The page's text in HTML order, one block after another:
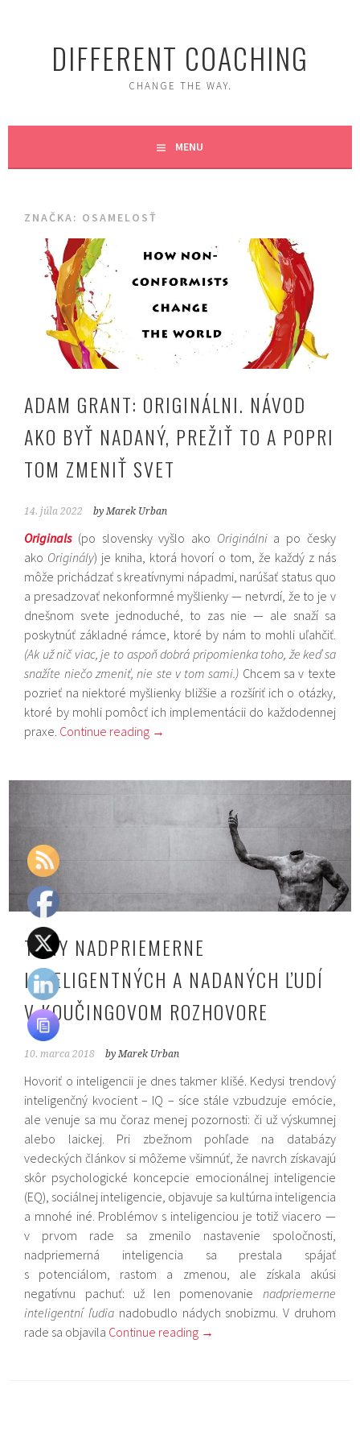
DIFFERENT COACHING
CHANGE THE WAY.
MENU
ZNAČKA: OSAMELOSŤ
ADAM GRANT: ORIGINÁLNI. NÁVOD
AKO BYŤ NADANÝ, PREŽIŤ TO A POPRI
TOM ZMENIŤ SVET
14. júla 2022 by Marek Urban
Originals (po slovensky vyšlo ako Originálnia po česky
ako Originály) je kniha, ktorá hovorí o tom, že každý z nás
môže prichádzať s kreatívnymi nápadmi, narúšať status quo
a presadzovať nekonformné myšlienky — netvrdí, že to je v
dnešnom svete jednoduché, to zas nie — ale snaží sa
poskytnúť základné rámce, ktoré by nám to mohli uľahčiť.
(Ak už nič viac, je to aspoň dobrá pripomienka toho, že keď sa
snažíte niečo zmeniť, nie ste v tom sami.) Chcem sa v texte
pozrieť na niektoré myšlienky bližšie a rozšíriť ich o otázky,
ktoré by mohli pomôcť ich implementácii do každodennej
praxe. Continue reading →
TÉMY NADPRIEMERNE
INTELIGENTNÝCH A NADANÝCH ĽUDÍ
V KOUČINGOVOM ROZHOVORE
10. marca 2018 by Marek Urban
Hovoriť o inteligencii je dnes takmer klišé. Kedysi trendový
inteligenčný kvocient – IQ – síce stále vzbudzuje emócie,
ale venuje sa mu čoraz menej pozornosti: či už výskumnej
alebo laickej. Pri zbežnom pohľade na databázy
vedeckých článkov si môžeme všimnúť, že navrch získavajú
skôr psychologické koncepcie emocionálnej inteligencie
(EQ), sociálnej inteligencie, objavuje sa kultúrna inteligencia
a mnohé iné. Problémov s inteligenciou je totiž viacero —
v prvom rade sa zmenilo nastavenie spoločnosti,
nadpriemerná inteligencia sa prestala spájať
s potenciálom, rastom a zmenou, ale získala akúsi
negatívnu pachuť: už len pomenovanie nadpriemerne
inteligentní ľudia nadobudlo nádych snobizmu. V druhom
rade sa objavila Continue reading →